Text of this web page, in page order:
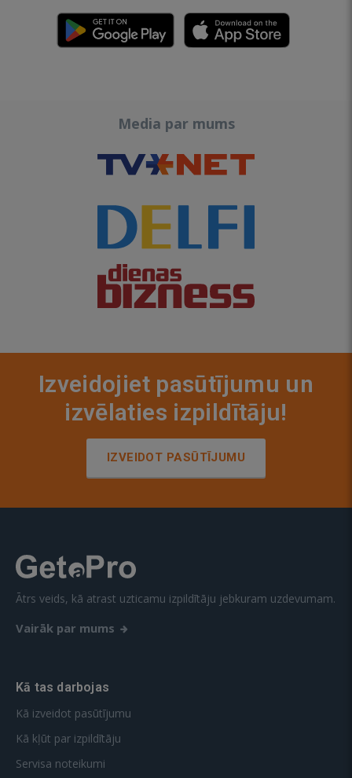
Media par mums
Izveidojiet pasūtījumu un
izvēlaties izpildītāju!
IZVEIDOT PASŪTĪJUMU
Ātrs veids, kā atrast uzticamu izpildītāju jebkuram uzdevumam.
Vairāk par mums
Kā tas darbojas
Kā izveidot pasūtījumu
Kā kļūt par izpildītāju
Servisa noteikumi